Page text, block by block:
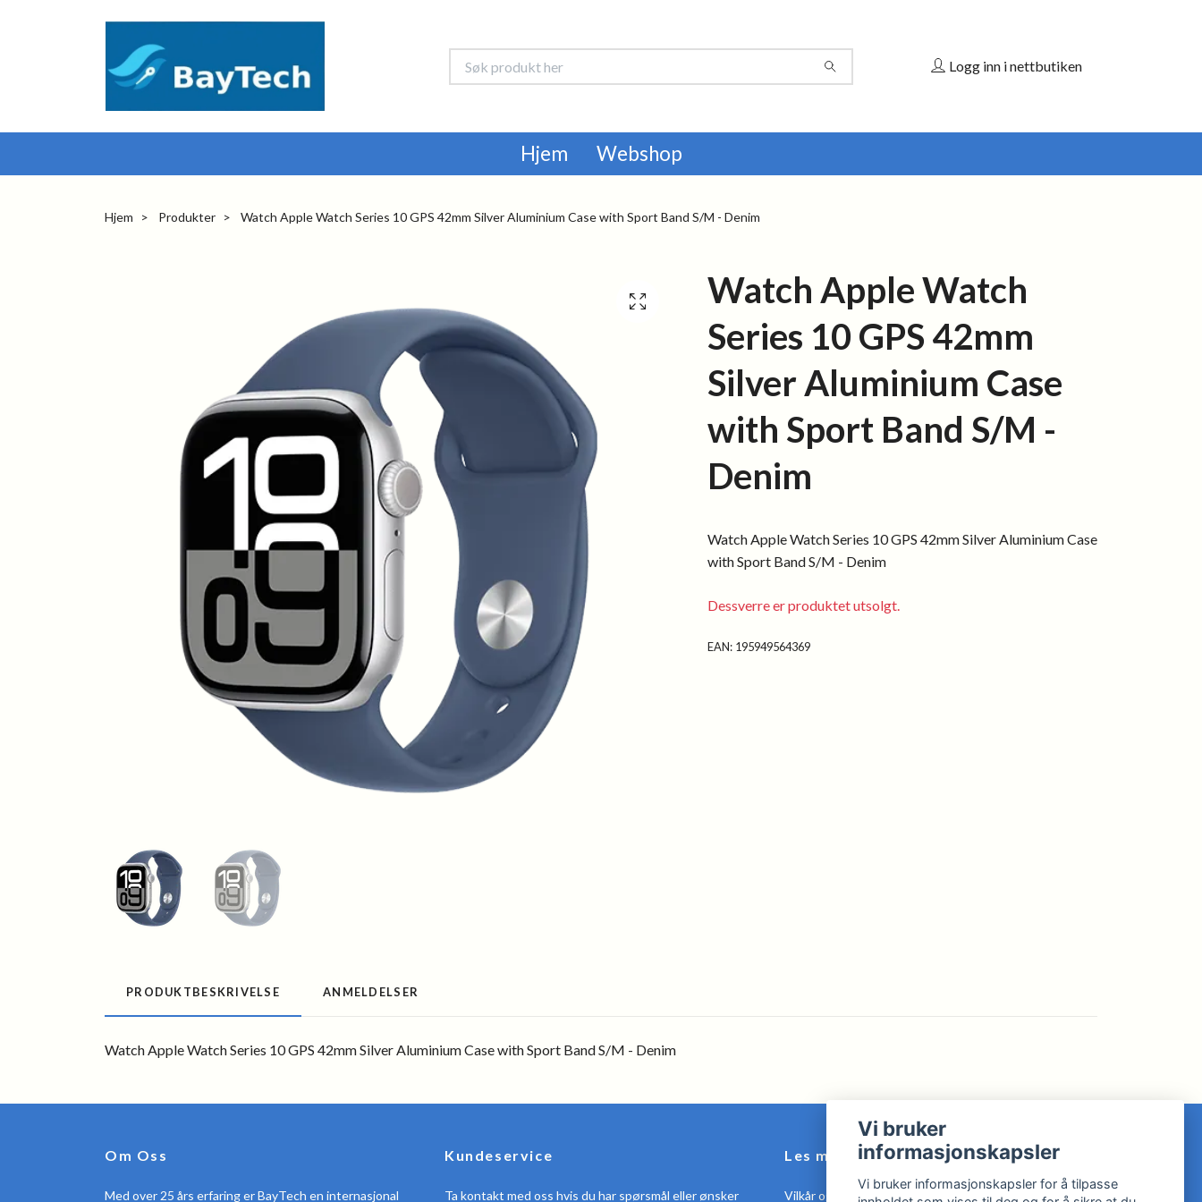
Logg inn i nettbutiken
Hjem Webshop
Hjem Produkter Watch Apple Watch Series 10 GPS 42mm Silver Aluminium Case with Sport Band S/M - Denim
Watch Apple Watch
Series 10 GPS 42mm
Silver Aluminium Case
with Sport Band S/M -
Denim
Watch Apple Watch Series 10 GPS 42mm Silver Aluminium Case
with Sport Band S/M - Denim
Dessverre er produktet utsolgt.
EAN: 195949564369
PRODUKTBESKRIVELSE ANMELDELSER
Watch Apple Watch Series 10 GPS 42mm Silver Aluminium Case with Sport Band S/M - Denim
Om Oss
Med over 25 års erfaring er BayTech en internasjonal
Kundeservice
Ta kontakt med oss hvis du har spørsmål eller ønsker
Les mer
Vilkår og Betingelser
Vi bruker
informasjonskapsler
Vi bruker informasjonskapsler for å tilpasse